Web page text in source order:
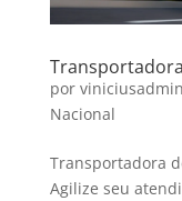
por viniciusadmin
Nacional
Transportadora
Agilize seu